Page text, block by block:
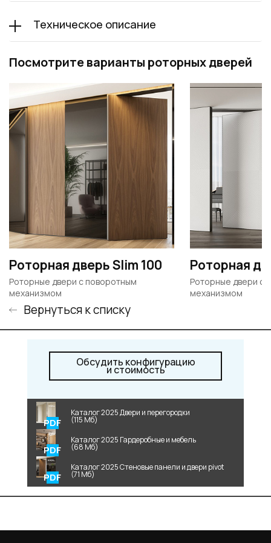
Техническое описание
Посмотрите варианты роторных дверей
Роторная дверь Slim 100
Роторные двери c поворотным
механизмом
Роторная
Роторные двери c
механизмом
Вернуться к списку
Обсудить конфигурацию
и стоимость
Каталог 2025 Двери и перегородки
(115 Мб)
Каталог 2025 Гардеробные и мебель
(68 Мб)
Каталог 2025 Стеновые панели и двери pivot
(71 Мб)